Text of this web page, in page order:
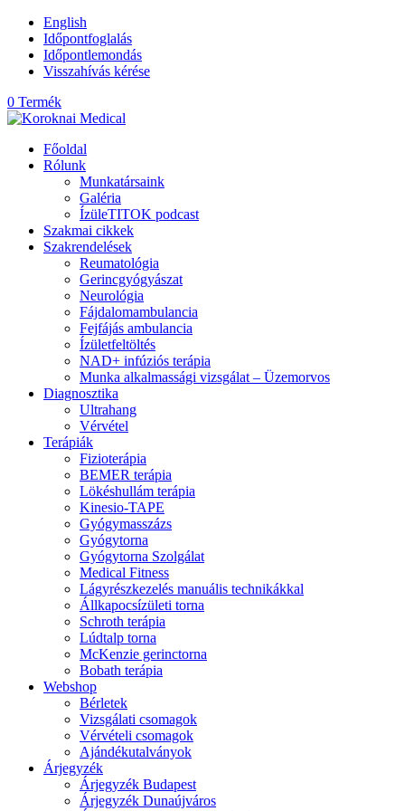
English
Időpontfoglalás
Időpontlemondás
Visszahívás kérése
0 Termék
Főoldal
Rólunk
Munkatársaink
Galéria
ÍzüleTITOK podcast
Szakmai cikkek
Szakrendelések
Reumatológia
Gerincgyógyászat
Neurológia
Fájdalomambulancia
Fejfájás ambulancia
Ízületfeltöltés
NAD+ infúziós terápia
Munka alkalmassági vizsgálat – Üzemorvos
Diagnosztika
Ultrahang
Vérvétel
Terápiák
Fizioterápia
BEMER terápia
Lökéshullám terápia
Kinesio-TAPE
Gyógymasszázs
Gyógytorna
Gyógytorna Szolgálat
Medical Fitness
Lágyrészkezelés manuális technikákkal
Állkapocsízületi torna
Schroth terápia
Lúdtalp torna
McKenzie gerinctorna
Bobath terápia
Webshop
Bérletek
Vizsgálati csomagok
Vérvételi csomagok
Ajándékutalványok
Árjegyzék
Árjegyzék Budapest
Árjegyzék Dunaújváros